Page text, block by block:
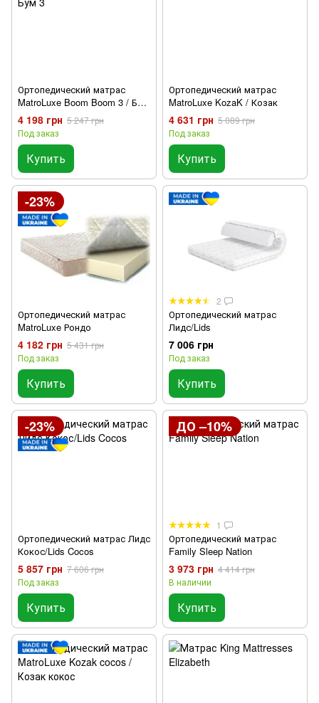
Ортопедический матрас
MatroLuxe Boom Boom 3 / Бум
3
4 198 грн 5 247 грн
Под заказ
Купить
Ортопедический матрас
MatroLuxe KozaK / Козак
4 631 грн 5 089 грн
Под заказ
Купить
-23%
Ортопедический матрас
MatroLuxe Рондо
4 182 грн 5 431 грн
Под заказ
Купить
2
Ортопедический матрас
Лидс/Lids
7 006 грн
Под заказ
Купить
-23%
Ортопедический матрас Лидс
Кокос/Lids Cocos
5 857 грн 7 606 грн
Под заказ
Купить
ДО –10%
1
Ортопедический матрас
Family Sleep Nation
3 973 грн 4 414 грн
В наличии
Купить